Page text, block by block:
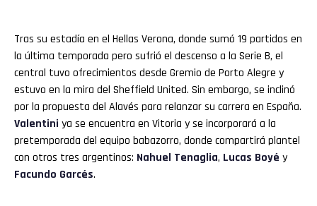
Tras su estadía en el Hellas Verona, donde sumó 19 partidos en
la última temporada pero sufrió el descenso a la Serie B, el
central tuvo ofrecimientos desde Gremio de Porto Alegre y
estuvo en la mira del Sheffield United. Sin embargo, se inclinó
por la propuesta del Alavés para relanzar su carrera en España.
Valentini ya se encuentra en Vitoria y se incorporará a la
pretemporada del equipo babazorro, donde compartirá plantel
con otros tres argentinos: Nahuel Tenaglia, Lucas Boyé y
Facundo Garcés.